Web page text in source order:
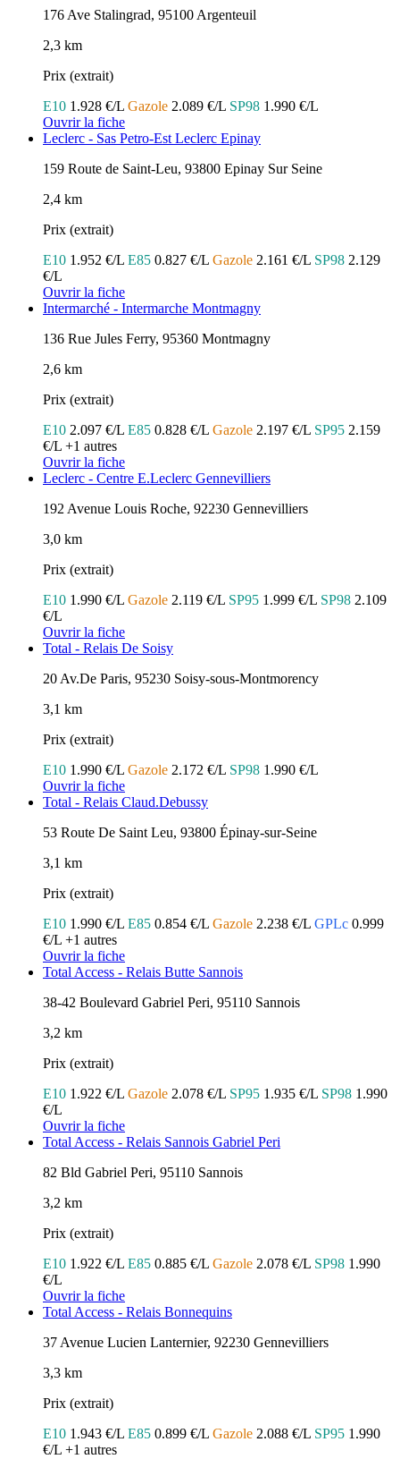
176 Ave Stalingrad, 95100 Argenteuil
2,3 km
Prix (extrait)
E10 1.928 €/L Gazole 2.089 €/L SP98 1.990 €/L
Ouvrir la fiche
Leclerc - Sas Petro-Est Leclerc Epinay
159 Route de Saint-Leu, 93800 Epinay Sur Seine
2,4 km
Prix (extrait)
E10 1.952 €/L E85 0.827 €/L Gazole 2.161 €/L SP98 2.129
€/L
Ouvrir la fiche
Intermarché - Intermarche Montmagny
136 Rue Jules Ferry, 95360 Montmagny
2,6 km
Prix (extrait)
E10 2.097 €/L E85 0.828 €/L Gazole 2.197 €/L SP95 2.159
€/L +1 autres
Ouvrir la fiche
Leclerc - Centre E.Leclerc Gennevilliers
192 Avenue Louis Roche, 92230 Gennevilliers
3,0 km
Prix (extrait)
E10 1.990 €/L Gazole 2.119 €/L SP95 1.999 €/L SP98 2.109
€/L
Ouvrir la fiche
Total - Relais De Soisy
20 Av.De Paris, 95230 Soisy-sous-Montmorency
3,1 km
Prix (extrait)
E10 1.990 €/L Gazole 2.172 €/L SP98 1.990 €/L
Ouvrir la fiche
Total - Relais Claud.Debussy
53 Route De Saint Leu, 93800 Épinay-sur-Seine
3,1 km
Prix (extrait)
E10 1.990 €/L E85 0.854 €/L Gazole 2.238 €/L GPLc 0.999
€/L +1 autres
Ouvrir la fiche
Total Access - Relais Butte Sannois
38-42 Boulevard Gabriel Peri, 95110 Sannois
3,2 km
Prix (extrait)
E10 1.922 €/L Gazole 2.078 €/L SP95 1.935 €/L SP98 1.990
€/L
Ouvrir la fiche
Total Access - Relais Sannois Gabriel Peri
82 Bld Gabriel Peri, 95110 Sannois
3,2 km
Prix (extrait)
E10 1.922 €/L E85 0.885 €/L Gazole 2.078 €/L SP98 1.990
€/L
Ouvrir la fiche
Total Access - Relais Bonnequins
37 Avenue Lucien Lanternier, 92230 Gennevilliers
3,3 km
Prix (extrait)
E10 1.943 €/L E85 0.899 €/L Gazole 2.088 €/L SP95 1.990
€/L +1 autres